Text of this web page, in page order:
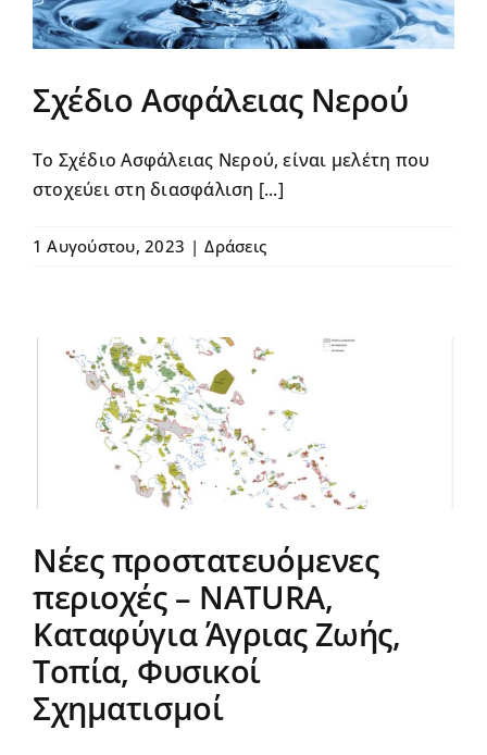
Αντισταθμιστικά
Aνεμογεννητριών
Πρόγραμμα
Σχέδιο Ασφάλειας Νερού
Το Σχέδιο Ασφάλειας Νερού, είναι μελέτη που
στοχεύει στη διασφάλιση [...]
1 Αυγούστου, 2023 | Δράσεις
Νέες προστατευόμενες
περιοχές – NATURA,
Καταφύγια Άγριας Ζωής,
Τοπία, Φυσικοί
Σχηματισμοί